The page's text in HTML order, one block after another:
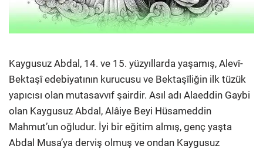
Kaygusuz Abdal, 14. ve 15. yüzyıllarda yaşamış, Alevî-
Bektaşî edebiyatının kurucusu ve Bektaşîliğin ilk tüzük
yapıcısı olan mutasavvıf şairdir. Asıl adı Alaeddin Gaybi
olan Kaygusuz Abdal, Alâiye Beyi Hüsameddin
Mahmut’un oğludur. İyi bir eğitim almış, genç yaşta
Abdal Musa’ya derviş olmuş ve ondan Kaygusuz